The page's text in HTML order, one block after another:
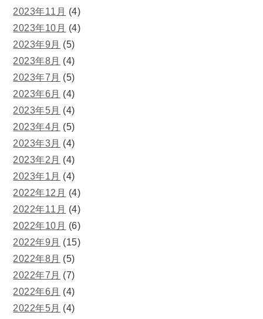
2023年11月 (4)
2023年10月 (4)
2023年9月 (5)
2023年8月 (4)
2023年7月 (5)
2023年6月 (4)
2023年5月 (4)
2023年4月 (5)
2023年3月 (4)
2023年2月 (4)
2023年1月 (4)
2022年12月 (4)
2022年11月 (4)
2022年10月 (6)
2022年9月 (15)
2022年8月 (5)
2022年7月 (7)
2022年6月 (4)
2022年5月 (4)